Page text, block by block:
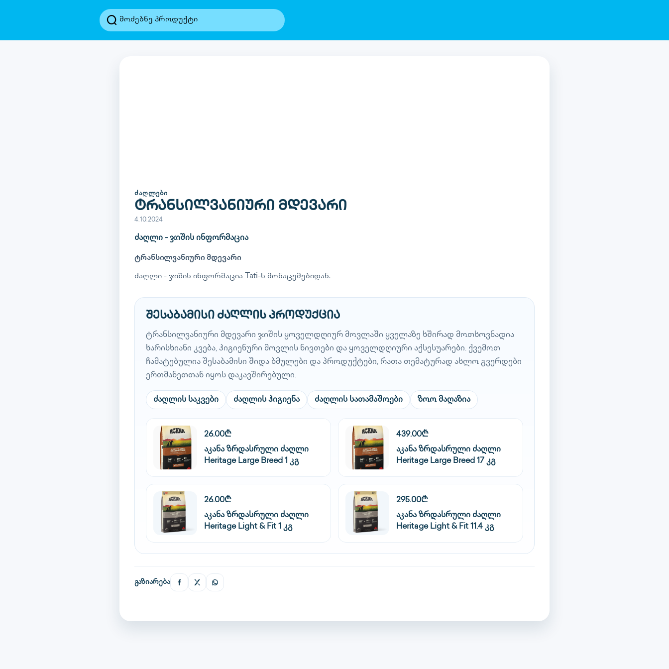
ᲫᲐᲦᲚᲔᲑᲘ
ტრანსილვანიური მდევარი
4.10.2024
ძაღლი - ჯიშის ინფორმაცია
ტრანსილვანიური მდევარი
ძაღლი - ჯიშის ინფორმაცია Tati-ს მონაცემებიდან.
შესაბამისი ძაღლის პროდუქცია
ტრანსილვანიური მდევარი ჯიშის ყოველდღიურ მოვლაში ყველაზე ხშირად მოთხოვნადია
ხარისხიანი კვება, ჰიგიენური მოვლის ნივთები და ყოველდღიური აქსესუარები. ქვემოთ
ჩამატებულია შესაბამისი შიდა ბმულები და პროდუქტები, რათა თემატურად ახლო გვერდები
ერთმანეთთან იყოს დაკავშირებული.
ძაღლის საკვები ძაღლის ჰიგიენა ძაღლის სათამაშოები ზოო მაღაზია
26.00₾
აკანა ზრდასრული ძაღლი
Heritage Large Breed 1 კგ
439.00₾
აკანა ზრდასრული ძაღლი
Heritage Large Breed 17 კგ
26.00₾
აკანა ზრდასრული ძაღლი
Heritage Light & Fit 1 კგ
295.00₾
აკანა ზრდასრული ძაღლი
Heritage Light & Fit 11.4 კგ
გაზიარება